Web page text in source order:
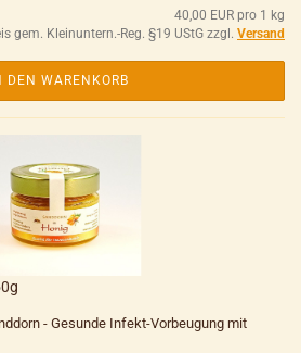
40,00 EUR pro 1 kg
gem. Kleinuntern.-Reg. §19 UStG zzgl. Versand
DEN WARENKORB
- Gesunde Infekt-Vorbeugung mit